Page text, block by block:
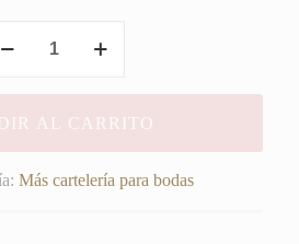
AL CARRITO
Más cartelería para bodas